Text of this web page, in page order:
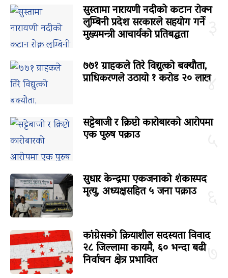
सुस्तामा नारायणी नदीको कटान रोक्न
लुम्बिनी प्रदेश सरकारले सहयोग गर्ने
मुख्यमन्त्री आचार्यको प्रतिबद्धता
४
७७१ ग्राहकले तिरे विद्युत्को बक्यौता,
प्राधिकरणले उठायो १ करोड २० लाख
सट्टेबाजी र क्रिप्टो कारोबारको आरोपमा
एक पुरुष पक्राउ
सुधार केन्द्रमा एकजनाको शंकास्पद
मृत्यु, अध्यक्षसहित ५ जना पक्राउ
७
कांग्रेसको क्रियाशील सदस्यता विवाद
२८ जिल्लामा कायमै, ६० भन्दा बढी
निर्वाचन क्षेत्र प्रभावित